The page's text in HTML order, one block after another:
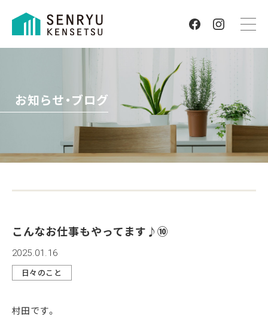
お知らせ・ブログ
こんなお仕事もやってます♪⑩
2025.01.16
日々のこと
村田です。